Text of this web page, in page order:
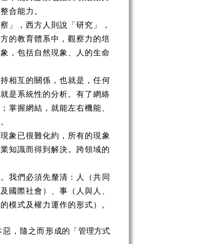
合能力。
」，西方人則說「研究」，
的教育體系中，觀察力的培
，包括自然現象、人的生命
相互的關係，也就是，任何
是系統性的分析。有了網絡
掌握網結，就能左右機能、
象已很難化約，所有的現象
知識而得到解決。跨領域的
我們必須先釐清：人（共同
國際社會）、事（人與人、
模式及權力運作的形式）。
，隨之而形成的「管理方式